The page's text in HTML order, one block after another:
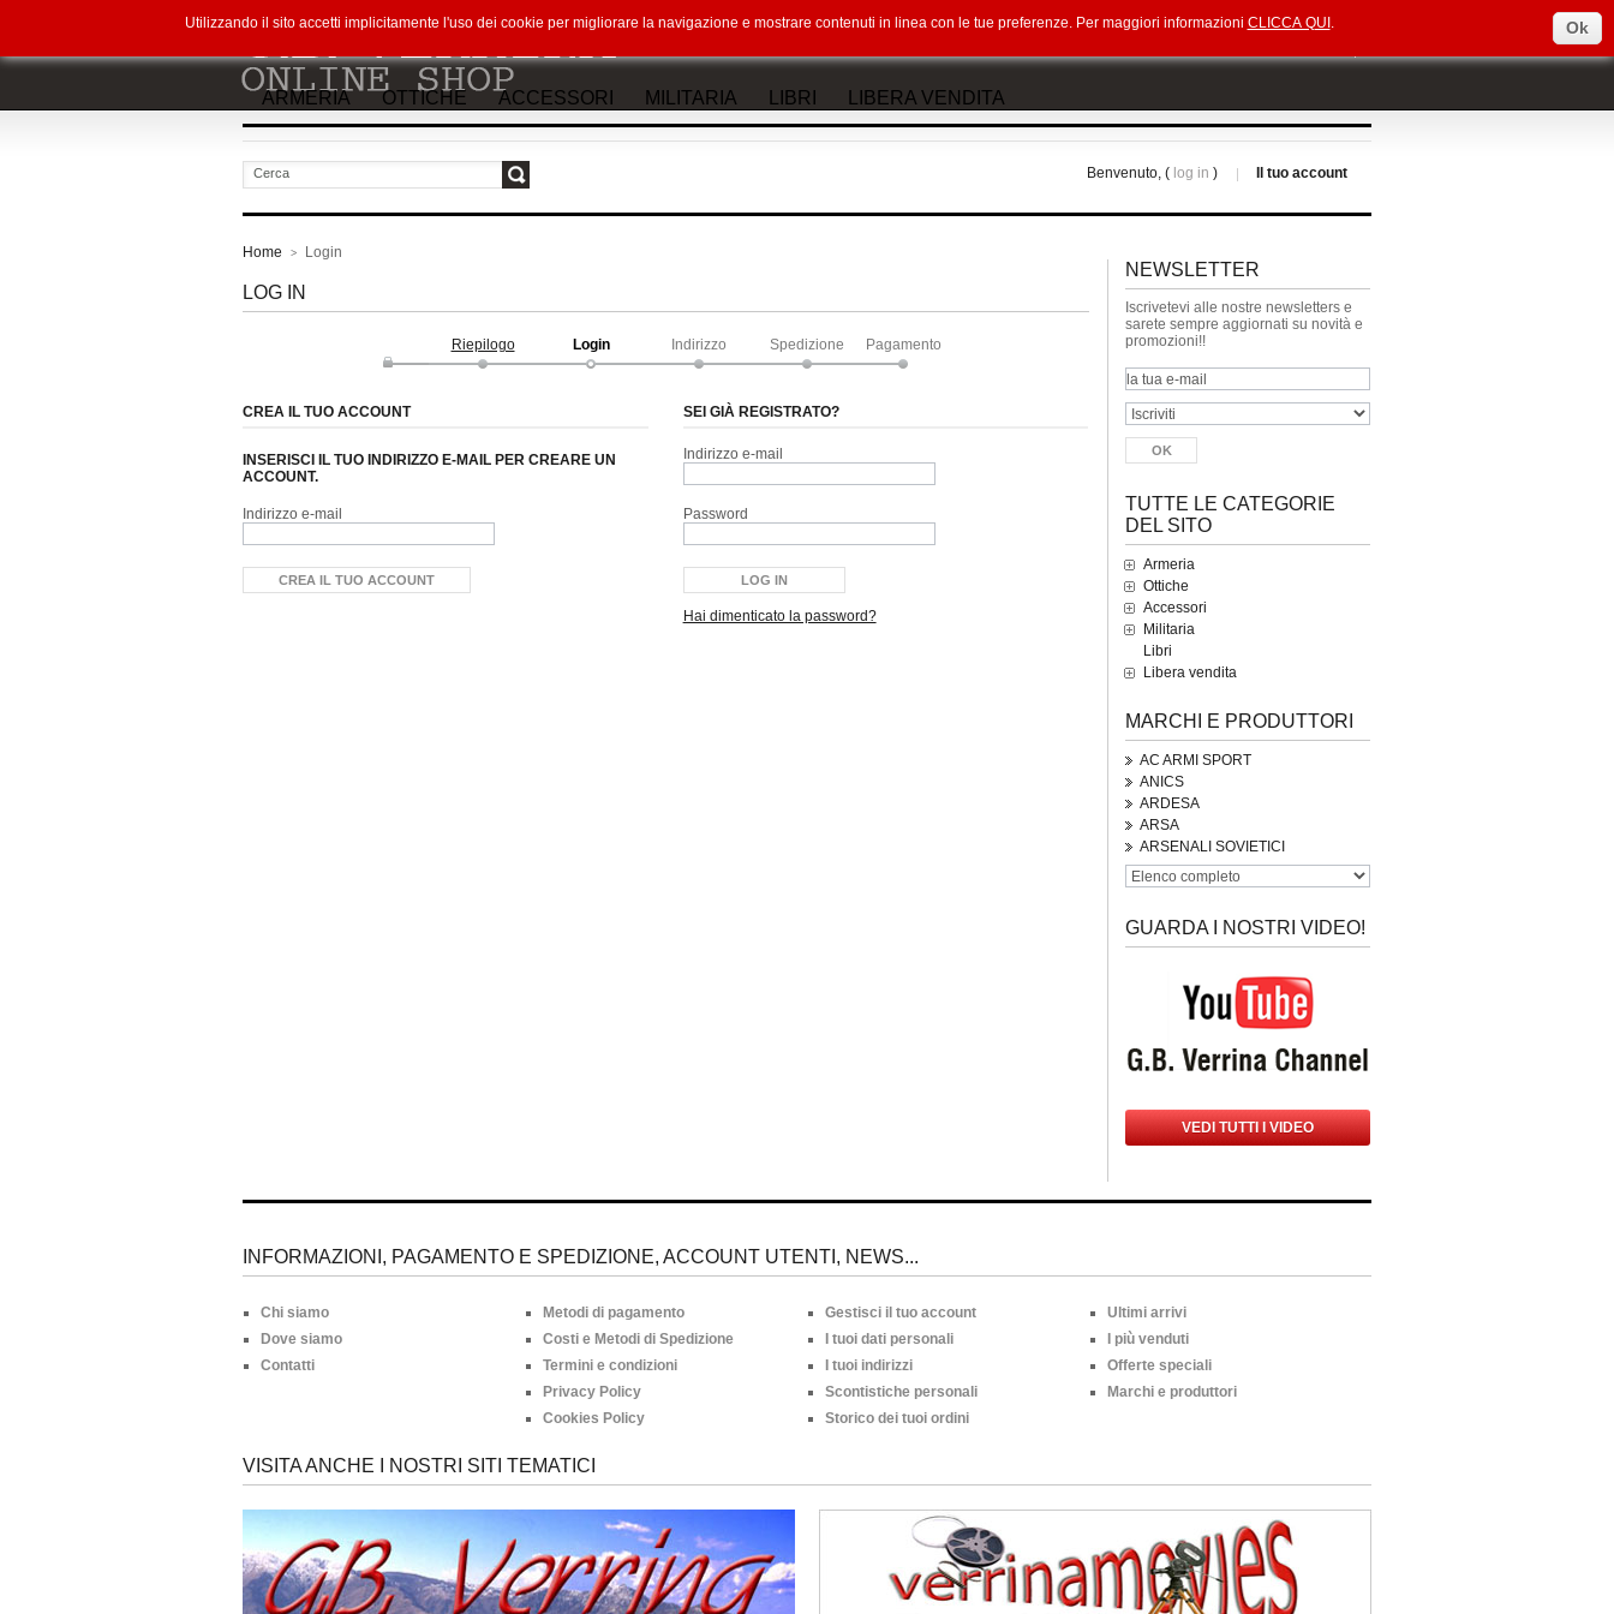
ARMERIA OTTICHE ACCESSORI MILITARIA LIBRI LIBERA VENDITA
Il tuo account
Benvenuto, ( log in )
Home > Login
LOG IN
Riepilogo Login Indirizzo Spedizione Pagamento
CREA IL TUO ACCOUNT
INSERISCI IL TUO INDIRIZZO E-MAIL PER CREARE UN
ACCOUNT.
Indirizzo e-mail
SEI GIÀ REGISTRATO?
Indirizzo e-mail
Password
Hai dimenticato la password?
NEWSLETTER
Iscrivetevi alle nostre newsletters e
sarete sempre aggiornati su novità e
promozioni!!
TUTTE LE CATEGORIE
DEL SITO
Armeria
Ottiche
Accessori
Militaria
Libri
Libera vendita
MARCHI E PRODUTTORI
AC ARMI SPORT
ANICS
ARDESA
ARSA
ARSENALI SOVIETICI
GUARDA I NOSTRI VIDEO!
VEDI TUTTI I VIDEO
INFORMAZIONI, PAGAMENTO E SPEDIZIONE, ACCOUNT UTENTI, NEWS...
Chi siamo
Dove siamo
Contatti
Metodi di pagamento
Costi e Metodi di Spedizione
Termini e condizioni
Privacy Policy
Cookies Policy
Gestisci il tuo account
I tuoi dati personali
I tuoi indirizzi
Scontistiche personali
Storico dei tuoi ordini
Ultimi arrivi
I più venduti
Offerte speciali
Marchi e produttori
VISITA ANCHE I NOSTRI SITI TEMATICI
Utilizzando il sito accetti implicitamente l'uso dei cookie per migliorare la navigazione e mostrare contenuti in linea con le tue preferenze. Per maggiori informazioni CLICCA QUI . Ok